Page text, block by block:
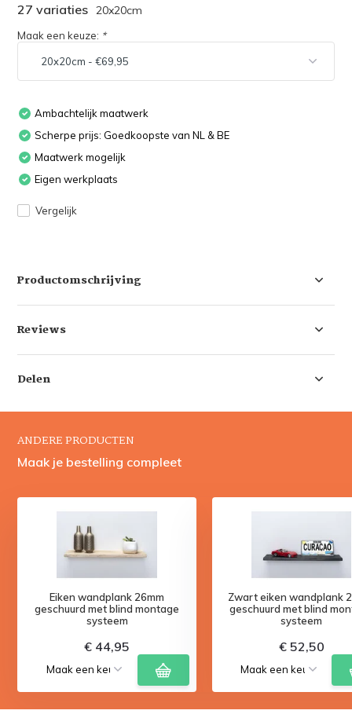
27 variaties 20x20cm
Maak een keuze: *
Ambachtelijk maatwerk
Scherpe prijs: Goedkoopste van NL & BE
Maatwerk mogelijk
Eigen werkplaats
Vergelijk
Productomschrijving
Reviews
Delen
ANDERE PRODUCTEN
Maak je bestelling compleet
Eiken wandplank 26mm
geschuurd met blind montage
systeem
€ 44,95
Zwart eiken wandplank
geschuurd met blind
systeem
€ 52,50